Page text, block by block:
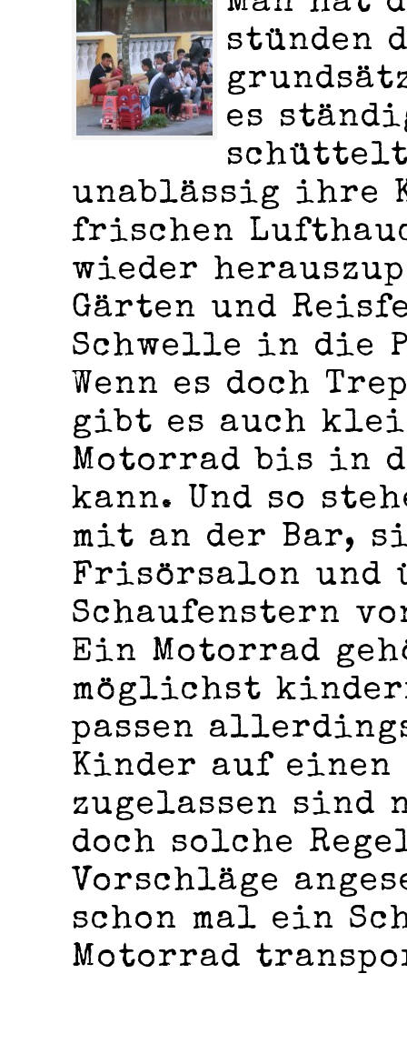
stünden
es
unablässig ihre
frischen
wieder
Gärten und
Schwelle in die
Wenn es doch
gibt es auch
Motorrad bis in
kann. Und so
mit an der Bar,
Frisörsalon und
Schaufenstern
Ein Motorrad
möglichst
passen
Kinder auf
zugelassen sind
doch solche
Vorschläge
schon mal ein
Motorrad